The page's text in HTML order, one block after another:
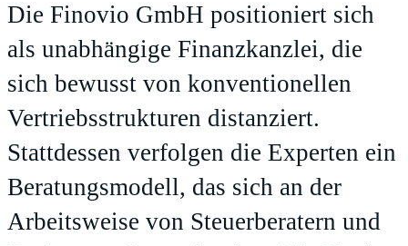
Die Finovio GmbH positioniert sich
als unabhängige Finanzkanzlei, die
sich bewusst von konventionellen
Vertriebsstrukturen distanziert.
Stattdessen verfolgen die Experten ein
Beratungsmodell, das sich an der
Arbeitsweise von Steuerberatern und